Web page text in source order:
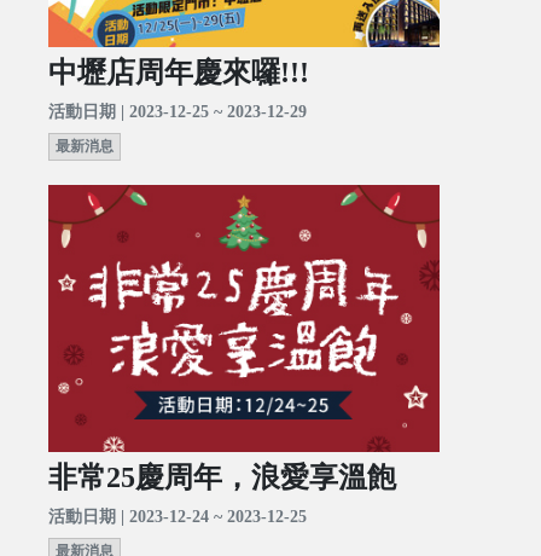
中壢店周年慶來囉!!!
活動日期 | 2023-12-25 ~ 2023-12-29
最新消息
非常25慶周年，浪愛享溫飽
活動日期 | 2023-12-24 ~ 2023-12-25
最新消息